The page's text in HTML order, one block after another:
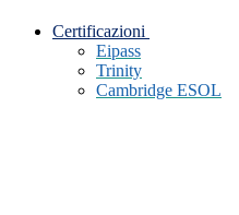
Certificazioni
Eipass
Trinity
Cambridge ESOL